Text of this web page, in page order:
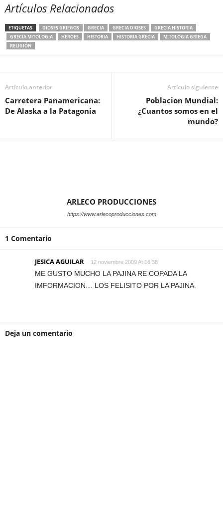
Artículos Relacionados
ETIQUETAS DIOSES GRIEGOS GRECIA GRECIA DIOSES
GRECIA HISTORIA
GRECIA MITOLOGIA
HEROES HISTORIA HISTORIA GRECIA
MITOLOGIA GRIEGA
RELIGIÓN
Artículo anterior
Carretera Panamericana:
De Alaska a la Patagonia
Artículo siguiente
Poblacion Mundial:
¿Cuantos somos en el
mundo?
ARLECO PRODUCCIONES
https://www.arlecoproducciones.com
1 Comentario
JESICA AGUILAR 12 noviembre 2009 At 16:38
ME GUSTO MUCHO LA PAJINA RE COPADA LA
IMFORMACION… LOS FELISITO POR LA PAJINA.
Deja un comentario